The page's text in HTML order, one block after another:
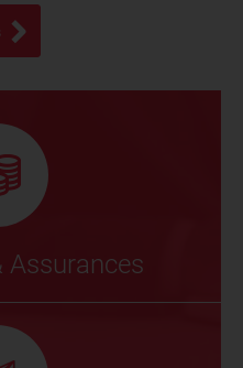
Assurances